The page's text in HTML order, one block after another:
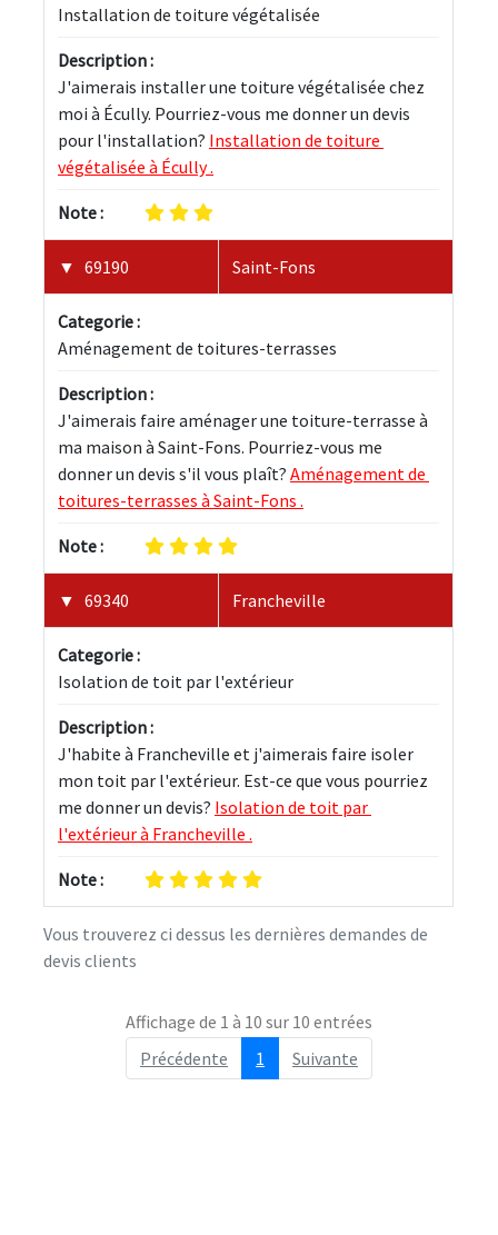
Vous trouverez ci dessus les dernières demandes de
devis clients
Installation de toiture végétalisée
Description :
J'aimerais installer une toiture végétalisée chez
moi à Écully. Pourriez-vous me donner un devis
pour l'installation? Installation de toiture
végétalisée à Écully .
Note :
69190 Saint-Fons
Categorie :
Aménagement de toitures-terrasses
Description :
J'aimerais faire aménager une toiture-terrasse à
ma maison à Saint-Fons. Pourriez-vous me
donner un devis s'il vous plaît? Aménagement de
toitures-terrasses à Saint-Fons .
Note :
69340 Francheville
Categorie :
Isolation de toit par l'extérieur
Description :
J'habite à Francheville et j'aimerais faire isoler
mon toit par l'extérieur. Est-ce que vous pourriez
me donner un devis? Isolation de toit par
l'extérieur à Francheville .
Note :
Affichage de 1 à 10 sur 10 entrées
Précédente
1 Suivante